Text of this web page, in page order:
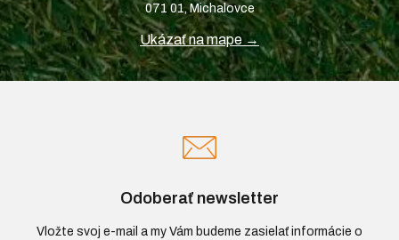
071 01, Michalovce
Ukázať na mape →
Odoberať newsletter
Vložte svoj e-mail a my Vám budeme zasielať informácie o